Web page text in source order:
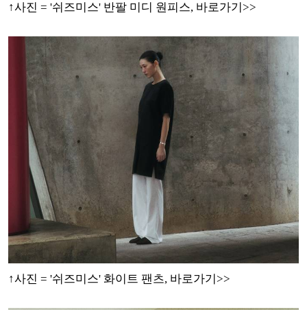
↑사진 = '쉬즈미스' 반팔 미디 원피스, 바로가기>>
↑사진 = '쉬즈미스' 화이트 팬츠, 바로가기>>